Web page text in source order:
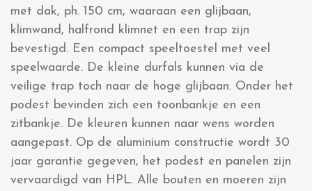
met dak, ph. 150 cm, waaraan een glijbaan,
klimwand, halfrond klimnet en een trap zijn
bevestigd. Een compact speeltoestel met veel
speelwaarde. De kleine durfals kunnen via de
veilige trap toch naar de hoge glijbaan. Onder het
podest bevinden zich een toonbankje en een
zitbankje. De kleuren kunnen naar wens worden
aangepast. Op de aluminium constructie wordt 30
jaar garantie gegeven, het podest en panelen zijn
vervaardigd van HPL. Alle bouten en moeren zijn